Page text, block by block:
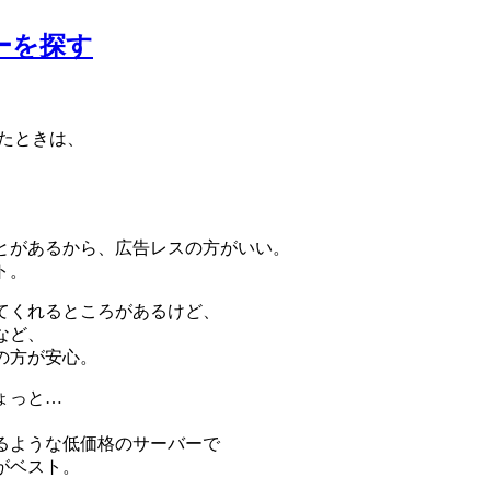
を探す
ときは、
あるから、広告レスの方がいい。
れるところがあるけど、
、
が安心。
っと…
ような低価格のサーバーで
スト。